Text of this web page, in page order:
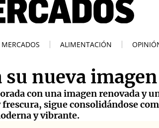
MERCADOS ALIMENTACIÓN
nueva imagen
con una imagen renovada y
sigue consolidándose
y vibrante.